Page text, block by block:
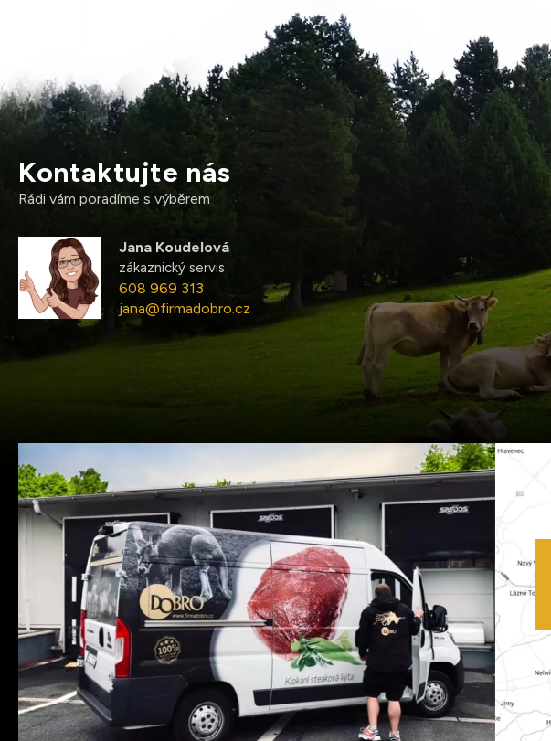
Kontaktujte nás
Rádi vám poradíme s výběrem
Jana Koudelová
zákaznický servis
608 969 313
jana@firmadobro.cz